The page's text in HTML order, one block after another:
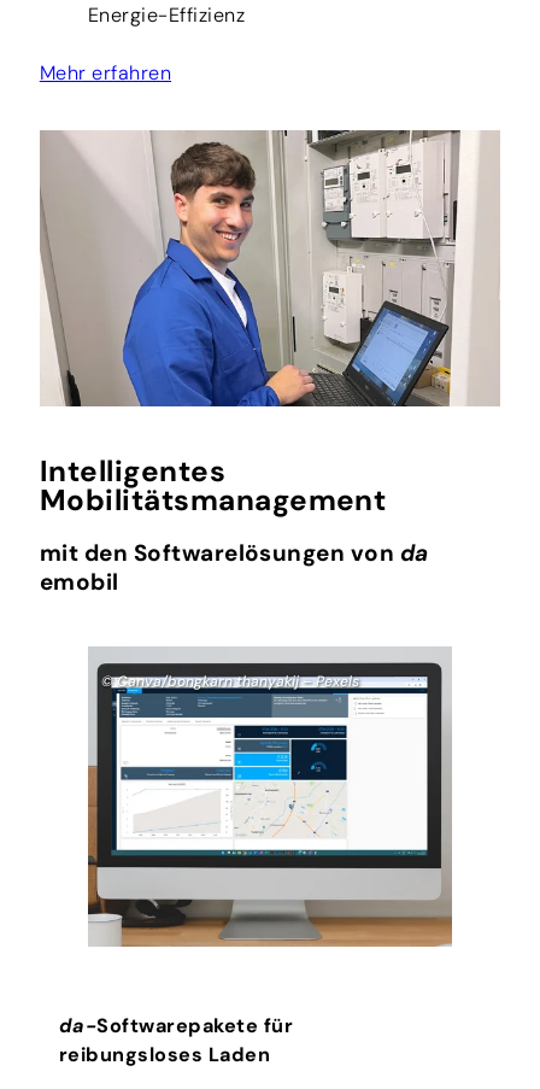
Energie-Effizienz
Mehr erfahren
Intelligentes
Mobilitätsmanagement
mit den Softwarelösungen von da
emobil
© Canva/bongkarn thanyakij – Pexels
da-Softwarepakete für
reibungsloses Laden